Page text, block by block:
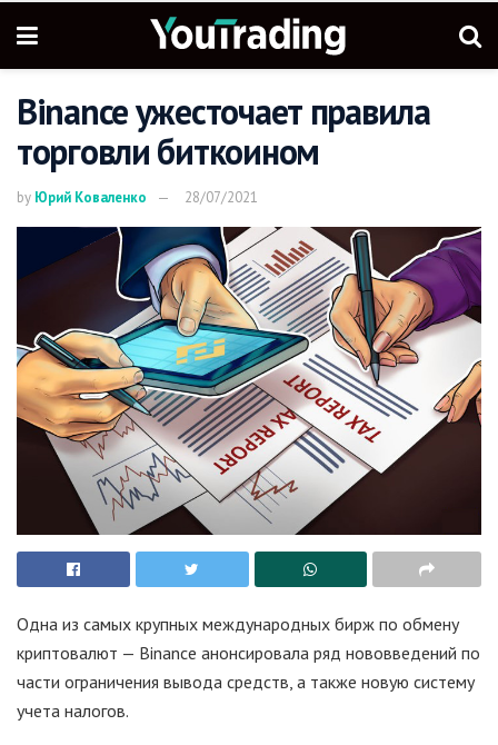
Binance ужесточает правила
торговли биткоином
by Юрий Коваленко 28/07/2021
Одна из самых крупных международных бирж по обмену
криптовалют — Binance анонсировала ряд нововведений по
части ограничения вывода средств, а также новую систему
учета налогов.